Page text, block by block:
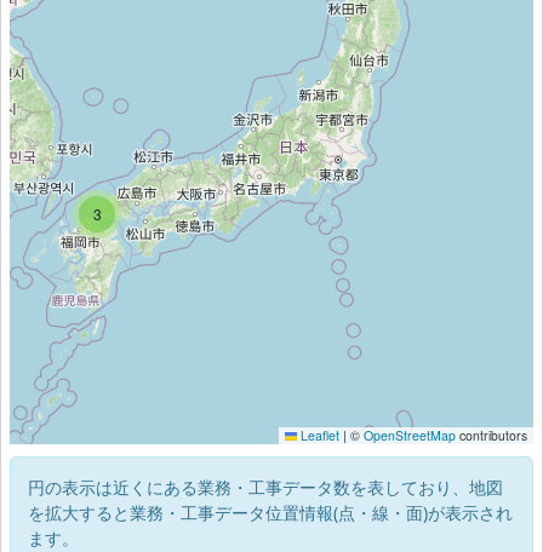
3
Leaflet | © OpenStreetMap contributors
円の表示は近くにある業務・工事データ数を表しており、地図
を拡大すると業務・工事データ位置情報(点・線・面)が表示され
ます。